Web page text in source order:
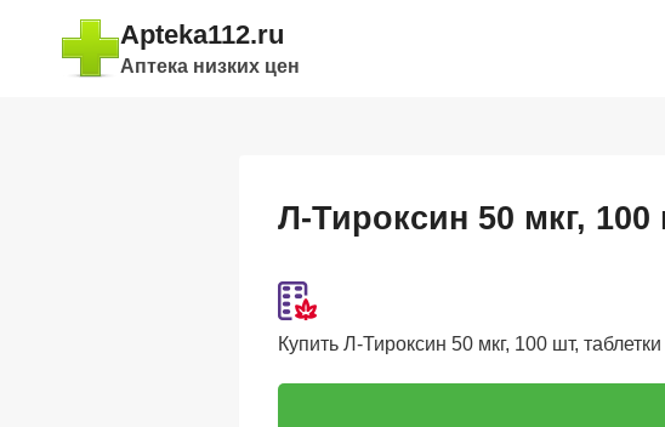
содержимому
Apteka112.ru
Аптека низких цен
Л-Тироксин 50 мкг, 100
Купить Л-Тироксин 50 мкг, 100 шт,